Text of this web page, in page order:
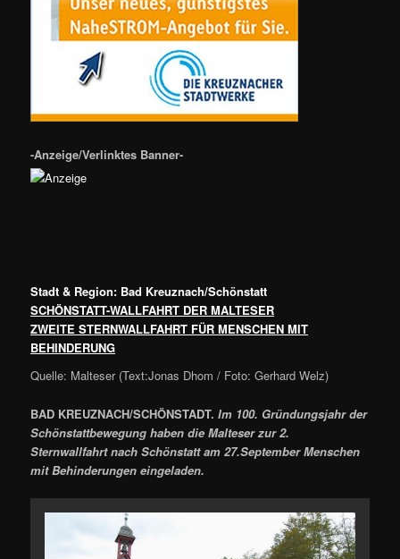
-Anzeige/Verlinktes Banner-
Stadt & Region: Bad Kreuznach/Schönstatt
SCHÖNSTATT-WALLFAHRT DER MALTESER
ZWEITE STERNWALLFAHRT FÜR MENSCHEN MIT
BEHINDERUNG
Quelle: Malteser (Text:Jonas Dhom / Foto: Gerhard Welz)
BAD KREUZNACH/SCHÖNSTADT. Im 100. Gründungsjahr der
Schönstattbewegung haben die Malteser zur 2.
Sternwallfahrt nach Schönstatt am 27.September Menschen
mit Behinderungen eingeladen.